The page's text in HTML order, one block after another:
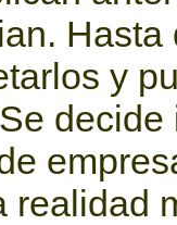
y
realidad